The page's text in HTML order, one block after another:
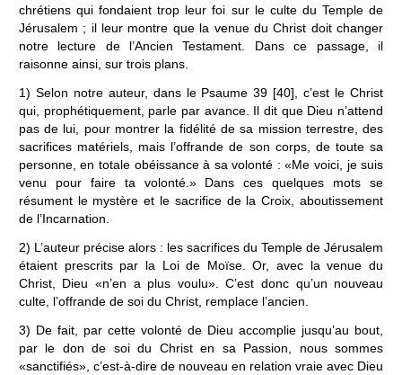
chrétiens qui fondaient trop leur foi sur le culte du Temple de
Jérusalem ; il leur montre que la venue du Christ doit changer
notre lecture de l’Ancien Testament. Dans ce passage, il
raisonne ainsi, sur trois plans.
1) Selon notre auteur, dans le Psaume 39 [40], c’est le Christ
qui, prophétiquement, parle par avance. Il dit que Dieu n’attend
pas de lui, pour montrer la fidélité de sa mission terrestre, des
sacrifices matériels, mais l’offrande de son corps, de toute sa
personne, en totale obéissance à sa volonté : «Me voici, je suis
venu pour faire ta volonté.» Dans ces quelques mots se
résument le mystère et le sacrifice de la Croix, aboutissement
de l’Incarnation.
2) L’auteur précise alors : les sacrifices du Temple de Jérusalem
étaient prescrits par la Loi de Moïse. Or, avec la venue du
Christ, Dieu «n’en a plus voulu». C’est donc qu’un nouveau
culte, l’offrande de soi du Christ, remplace l’ancien.
3) De fait, par cette volonté de Dieu accomplie jusqu’au bout,
par le don de soi du Christ en sa Passion, nous sommes
«sanctifiés», c’est-à-dire de nouveau en relation vraie avec Dieu